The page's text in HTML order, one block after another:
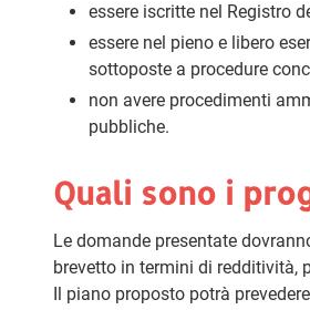
essere iscritte nel Registro
essere nel pieno e libero
sottoposte a procedure
non avere procedimenti
pubbliche.
Quali sono i
Le domande presentate
brevetto in termini di redditività,
Il piano proposto potrà